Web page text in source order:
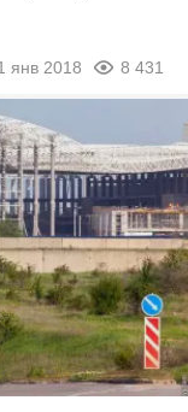
янв 2018 8 431